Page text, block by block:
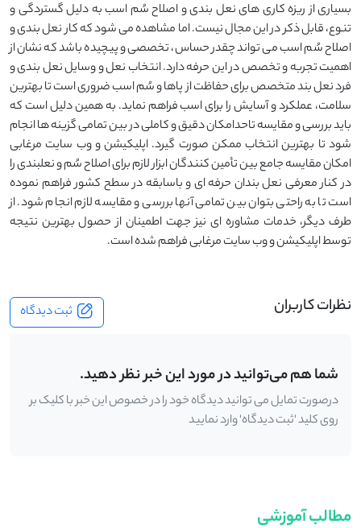
بسیاری از ریزه کاری های نعل بندی و اصلاح سُم اسب به دلیل گستردگی و
تنوع، قابل ذکر در این مجال نیست. اما مشاهده می شود که کار نعل بندی و
اصلاح سُم اسب می تواند چقدر حساس، تخصصی و پیچیده باشد که نشان از
اهمیت تجربه و تخصص در این حرفه دارد. انتخاب نعل و وسایل نعل بندی و
فرد نعل بند متخصص برای حفاظت از پاها و سُم اسب ضروری است تا بهترین
سلامت، عملکرد و آسایش را برای اسب فراهم نماید. به همین دلیل است که
باید بررسی و مقایسه تاحدامکان دقیق و کاملی در بین تمامی گزینه ها انجام
شود تا بهترین انتخاب ممکن صورت گیرد. اپلیکیشن و وب سایت مرغابی
امکان مقایسه جامع بین تأمین کنندگان ابزار لازم برای اصلاح سُم و نعلبندی را
در کنار معرفی نعل بندان حرفه ای و باسابقه در سطح کشور فراهم نموده
است تا به راحتی بتوان بین تمامی آنها بررسی و مقایسه لازم انجام شود. از
طرف دیگر، خدمات مشاوره ای نیز جهت اطمینان از حصول بهترین نتیجه
توسط اپلیکیشن و وب سایت مرغابی فراهم شده است.
نظرات کاربران ثبت دیدگاه
شما هم می‌توانید در مورد این خبر نظر دهید.
درصورت تمایل می توانید دیدگاه خود را در خصوص این خبر با کلیک بر
روی کلید 'ثبت دیدگاه' وارد نمایید
مطالب آموزشی